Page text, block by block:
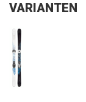
VARIANTEN